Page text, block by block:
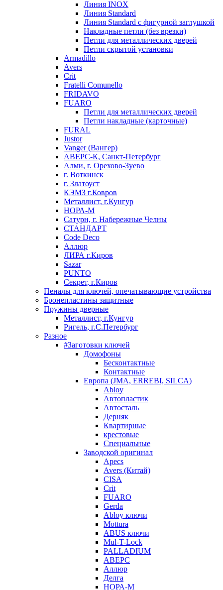
Линия INOX
Линия Standard
Линия Standard с фигурной заглушкой
Накладные петли (без врезки)
Петли для металлических дверей
Петли скрытой установки
Armadillo
Avers
Crit
Fratelli Comunello
FRIDAVO
FUARO
Петли для металлических дверей
Петли накладные (карточные)
FURAL
Justor
Vanger (Вангер)
АВЕРС-К, Санкт-Петербург
Алми, г. Орехово-Зуево
г. Воткинск
г. Златоуст
КЭМЗ г.Ковров
Металлист, г.Кунгур
НОРА-М
Сатурн, г. Набережные Челны
СТАНДАРТ
Code Deco
Аллюр
ЛИРА г.Киров
Sazar
PUNTO
Секрет, г.Киров
Пеналы для ключей, опечатывающие устройства
Бронепластины защитные
Пружины дверные
Металлист, г.Кунгур
Ригель, г.С.Петербург
Разное
#Заготовки ключей
Домофоны
Бесконтактные
Контактные
Европа (JMA, ERREBI, SILCA)
Abloy
Автопластик
Автосталь
Дерняк
Квартирные
крестовые
Специальные
Заводской оригинал
Apecs
Avers (Китай)
CISA
Crit
FUARO
Gerda
Abloy ключи
Mottura
ABUS ключи
Mul-T-Lock
PALLADIUM
АВЕРС
Аллюр
Делга
НОРА-М